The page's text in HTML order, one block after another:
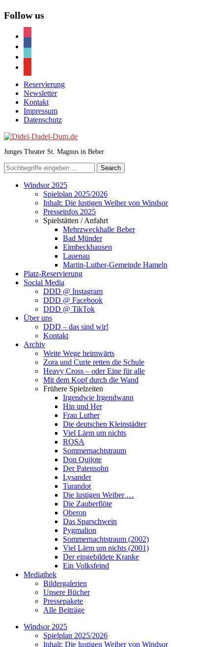
Follow us
Reservierung
Newsletter
Kontakt
Impressum
Datenschutz
Junges Theater St. Magnus in Beber
Windsor 2025
Spielplan 2025/2026
Inhalt: Die lustigen Weiber von Windsor
Presseinfos 2025
Spielstätten / Anfahrt
Mehrzweckhalle Beber
Bad Münder
Eimbeckhausen
Lauenau
Martin-Luther-Gemeinde Hameln
Platz-Reservierung
Social Media
DDD @ Instagram
DDD @ Facebook
DDD @ TikTok
Über uns
DDD – das sind wir!
Kontakt
Archiv
Weite Wege heimwärts
Zora und Curie retten die Schule
Heavy Cross – oder Eine für alle
Mit dem Kopf durch die Wand
Frühere Spielzeiten
Irgendwie Irgendwann
Hin und Her
Frau Luther
Die deutschen Kleinstädter
Viel Lärm um nichts
ROSA
Sommernachtstraum
Don Quijote
Der Patensohn
Lysander
Turandot
Die lustigen Weiber …
Die Zauberflöte
Oberon
Das Sparschwein
Pygmalion
Sommernachtstraum (2002)
Viel Lärm um nichts (2001)
Der eingebildete Kranke
Ein Volksfeind
Mediathek
Bildergalerien
Unsere Bücher
Pressepakete
Alle Beiträge
Windsor 2025
Spielplan 2025/2026
Inhalt: Die lustigen Weiber von Windsor